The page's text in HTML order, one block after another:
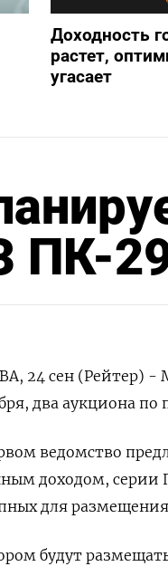
Доходность
растет,
угасает
ПК-
24 сен (Рейтер) -
два аукциона
ведомство
доходом, серии
для
будут